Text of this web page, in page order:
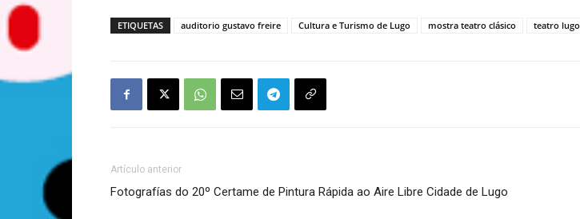
ETIQUETAS auditorio gustavo freire Cultura e Turismo de Lugo mostra teatro clásico teatro lugo
Artículo anterior
Fotografías do 20º Certame de Pintura Rápida ao Aire Libre Cidade de Lugo